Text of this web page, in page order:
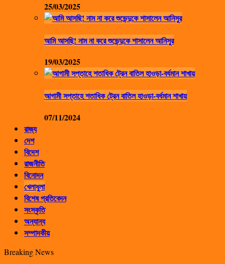
25/03/2025
আমি আসছি! নাম না করে শুভেন্দুকে শাসালেন আনিসুর
19/03/2025
আগামী সপ্তাহে শতাধিক ট্রেন বাতিল হাওড়া-বর্ধমান শাখায়
07/11/2024
রাজ্য
দেশ
বিদেশ
রাজনীতি
বিনোদন
খেলাধুলা
বিশেষ প্রতিবেদন
সংস্কৃতি
অন্যান্য
সম্পাদকীয়
Breaking News